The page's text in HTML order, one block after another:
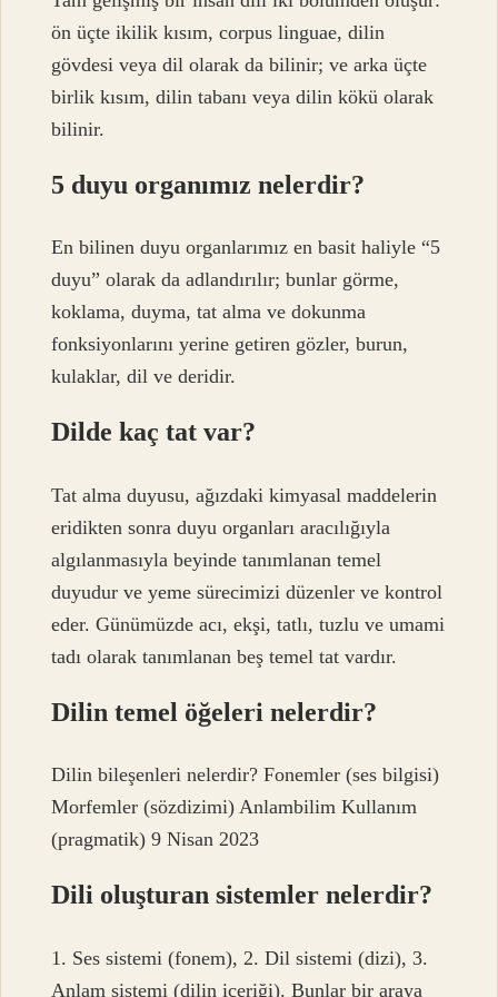
ön üçte ikilik kısım, corpus linguae, dilin
gövdesi veya dil olarak da bilinir; ve arka üçte
birlik kısım, dilin tabanı veya dilin kökü olarak
bilinir.
5 duyu organımız nelerdir?
En bilinen duyu organlarımız en basit haliyle “5
duyu” olarak da adlandırılır; bunlar görme,
koklama, duyma, tat alma ve dokunma
fonksiyonlarını yerine getiren gözler, burun,
kulaklar, dil ve deridir.
Dilde kaç tat var?
Tat alma duyusu, ağızdaki kimyasal maddelerin
eridikten sonra duyu organları aracılığıyla
algılanmasıyla beyinde tanımlanan temel
duyudur ve yeme sürecimizi düzenler ve kontrol
eder. Günümüzde acı, ekşi, tatlı, tuzlu ve umami
tadı olarak tanımlanan beş temel tat vardır.
Dilin temel öğeleri nelerdir?
Dilin bileşenleri nelerdir? Fonemler (ses bilgisi)
Morfemler (sözdizimi) Anlambilim Kullanım
(pragmatik) 9 Nisan 2023
Dili oluşturan sistemler nelerdir?
1. Ses sistemi (fonem), 2. Dil sistemi (dizi), 3.
Anlam sistemi (dilin içeriği). Bunlar bir araya